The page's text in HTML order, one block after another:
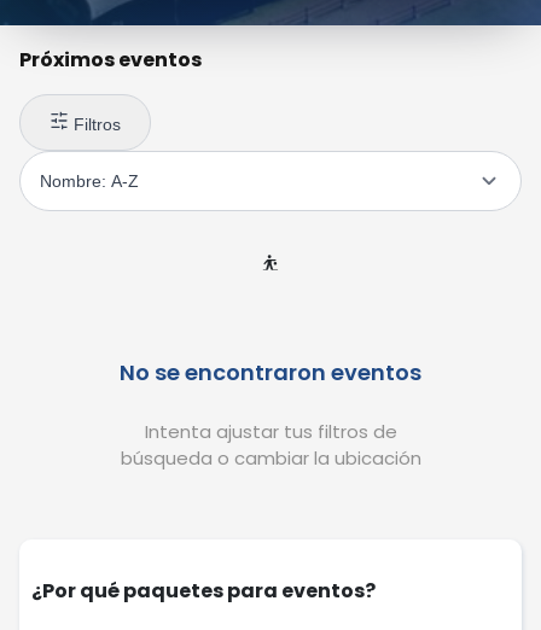
Próximos eventos
Filtros
⛹️
No se encontraron eventos
Intenta ajustar tus filtros de
búsqueda o cambiar la ubicación
¿Por qué paquetes para eventos?